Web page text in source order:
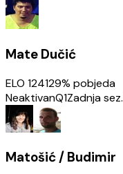
Mate Dučić
ELO 124129% pobjeda
NeaktivanQ1Zadnja sez.
Matošić / Budimir